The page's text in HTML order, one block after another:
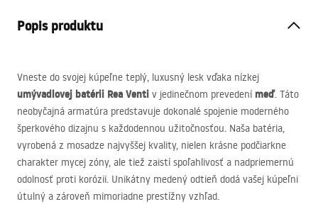
Popis produktu
Vneste do svojej kúpeľne teplý, luxusný lesk vďaka nízkej
umývadlovej batérii Rea Venti v jedinečnom prevedení meď. Táto
neobyčajná armatúra predstavuje dokonalé spojenie moderného
šperkového dizajnu s každodennou užitočnosťou. Naša batéria,
vyrobená z mosadze najvyššej kvality, nielen krásne podčiarkne
charakter mycej zóny, ale tiež zaistí spoľahlivosť a nadpriemernú
odolnosť proti korózii. Unikátny medený odtieň dodá vašej kúpeľni
útulný a zároveň mimoriadne prestížny vzhľad.